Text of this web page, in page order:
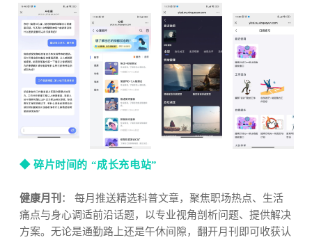
◆ 碎片时间的 “成长充电站”
健康月刊 ： 每月推送精选科普文章，聚焦职场热点、生活
痛点与身心调适前沿话题，以专业视角剖析问题、提供解决
方案。无论是通勤路上还是午休间隙，翻开月刊即可收获认